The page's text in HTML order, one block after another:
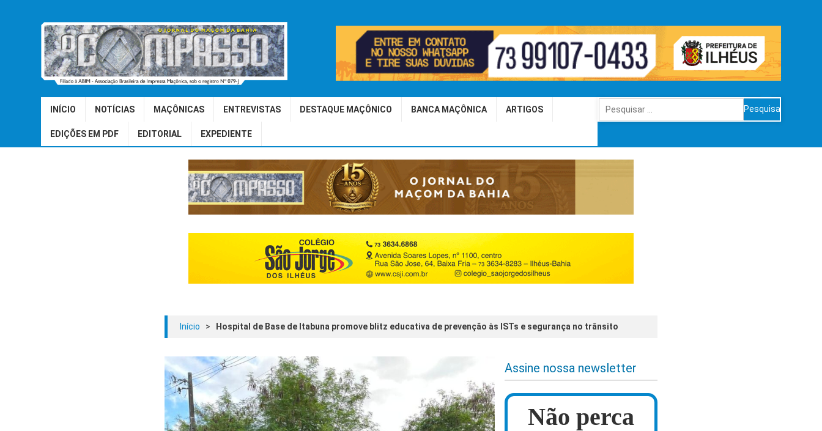
INÍCIO NOTÍCIAS MAÇÔNICAS ENTREVISTAS DESTAQUE MAÇÔNICO BANCA MAÇÔNICA ARTIGOS
EDIÇÕES EM PDF EDITORIAL EXPEDIENTE
Pesquisar
por:
Início > Hospital de Base de Itabuna promove blitz educativa de prevenção às ISTs e segurança no trânsito
Assine nossa newsletter
Não perca